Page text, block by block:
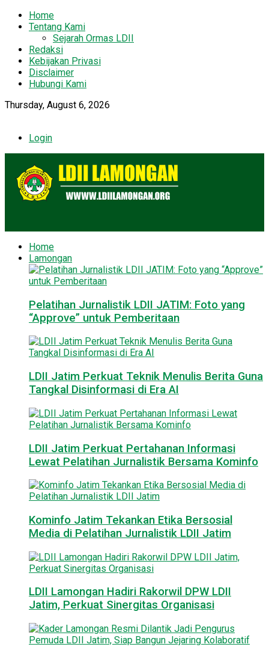
Home
Tentang Kami
Sejarah Ormas LDII
Redaksi
Kebijakan Privasi
Disclaimer
Hubungi Kami
Thursday, August 6, 2026
Login
Home
Lamongan
Pelatihan Jurnalistik LDII JATIM: Foto yang
“Approve” untuk Pemberitaan
LDII Jatim Perkuat Teknik Menulis Berita Guna
Tangkal Disinformasi di Era AI
LDII Jatim Perkuat Pertahanan Informasi
Lewat Pelatihan Jurnalistik Bersama Kominfo
Kominfo Jatim Tekankan Etika Bersosial
Media di Pelatihan Jurnalistik LDII Jatim
LDII Lamongan Hadiri Rakorwil DPW LDII
Jatim, Perkuat Sinergitas Organisasi